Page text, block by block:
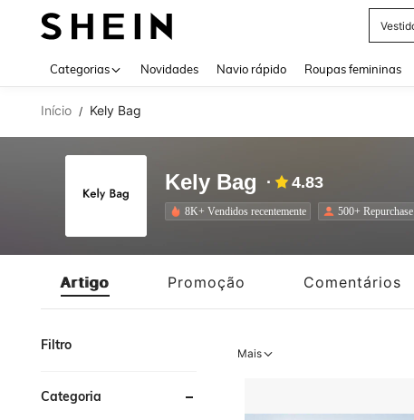
Tops
Categorias Novidades Navio rápido Roupas femininas
Início / Kely Bag
Kely Bag 4.83
8K+ Vendidos recentemente 500+ Repurchase
Artigo Promoção Comentários
Filtro
Categoria
Mais